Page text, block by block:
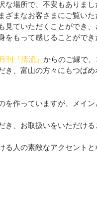
な場所で、不安もありま
ざまなお客さまにご覧い
見ていただくことができ
もって感じることができ
月刊『清流』 からのご縁で
き、富山の方々にもつば
を作っていますが、メイ
き、お取扱いをいただけ
る人の素敵なアクセント